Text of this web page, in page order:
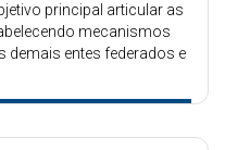
principal articular as
mecanismos
demais entes federados e
e econômico, com pleno